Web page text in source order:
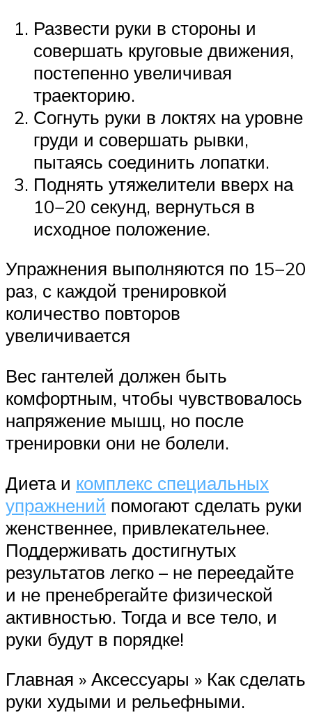
Развести руки в стороны и
совершать круговые движения,
постепенно увеличивая
траекторию.
Согнуть руки в локтях на уровне
груди и совершать рывки,
пытаясь соединить лопатки.
Поднять утяжелители вверх на
10−20 секунд, вернуться в
исходное положение.
Упражнения выполняются по 15−20
раз, с каждой тренировкой
количество повторов
увеличивается
Вес гантелей должен быть
комфортным, чтобы чувствовалось
напряжение мышц, но после
тренировки они не болели.
Диета и комплекс специальных
упражнений помогают сделать руки
женственнее, привлекательнее.
Поддерживать достигнутых
результатов легко – не переедайте
и не пренебрегайте физической
активностью. Тогда и все тело, и
руки будут в порядке!
Главная » Аксессуары » Как сделать
руки худыми и рельефными.